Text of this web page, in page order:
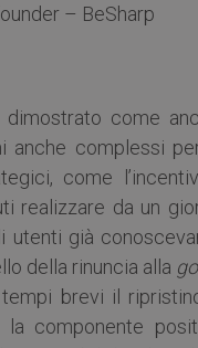
– BeSharp
come
complessi
come
realizzare da un
già
della rinuncia alla
brevi il
componente